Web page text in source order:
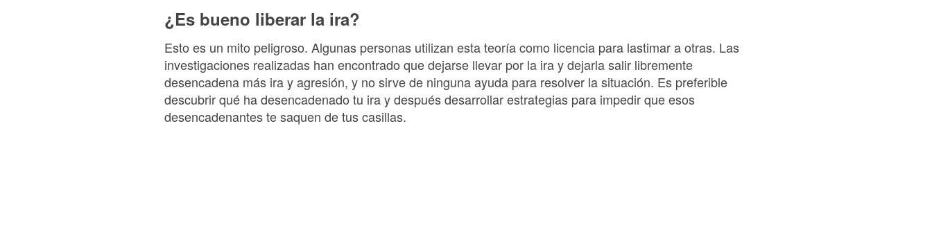
¿Es bueno liberar la ira?
Esto es un mito peligroso. Algunas personas utilizan esta teoría como licencia para lastimar a otras. Las
investigaciones realizadas han encontrado que dejarse llevar por la ira y dejarla salir libremente
desencadena más ira y agresión, y no sirve de ninguna ayuda para resolver la situación. Es preferible
descubrir qué ha desencadenado tu ira y después desarrollar estrategias para impedir que esos
desencadenantes te saquen de tus casillas.